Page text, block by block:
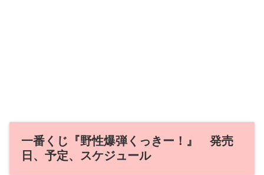
一番くじ『野性爆弾くっきー！』 発売
日、予定、スケジュール